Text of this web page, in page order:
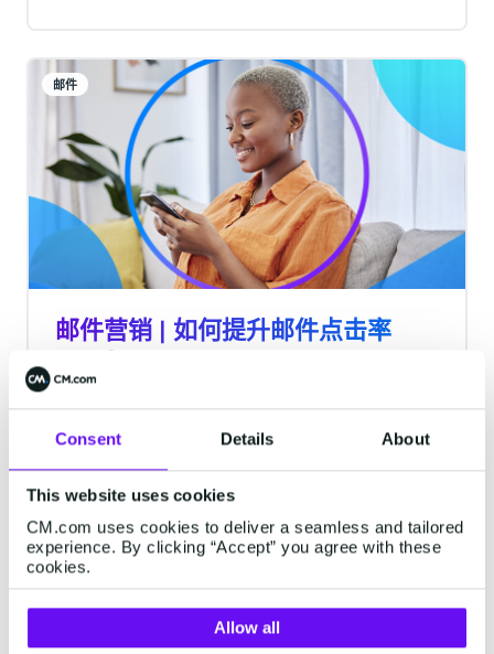
Consent Details About
This website uses cookies
CM.com uses cookies to deliver a seamless and tailored
experience. By clicking “Accept” you agree with these
cookies.
Allow all
邮件
邮件营销 | 如何提升邮件点击率
邮件营销的表现，帮助营销人员评估营销活动是
文6个小贴士来助力。